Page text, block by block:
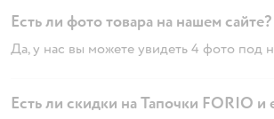
Есть ли фото товара на нашем сайте?
Да, у нас вы можете увидеть 4 фото под
Есть ли скидки на Тапочки FORIO и